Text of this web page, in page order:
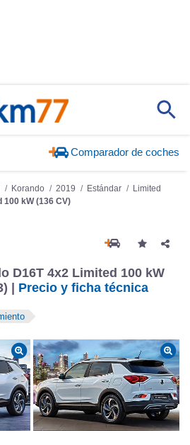
Comparador de coches
Korando 2019 Estándar
Limited
kW (136 CV)
D16T 4x2 Limited 100 kW
| Precio y ficha técnica